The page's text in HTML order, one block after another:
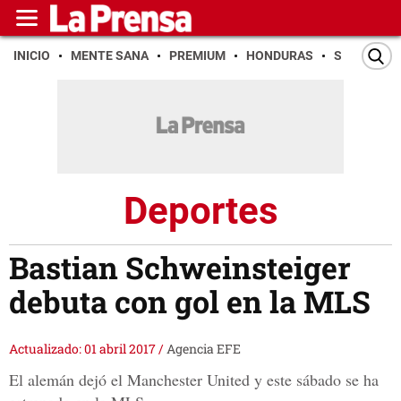
INICIO MENTE SANA PREMIUM HONDURAS SAN PEDRO
Deportes
Bastian Schweinsteiger
debuta con gol en la MLS
Actualizado: 01 abril 2017/Agencia EFE
El alemán dejó el Manchester United y este sábado se ha